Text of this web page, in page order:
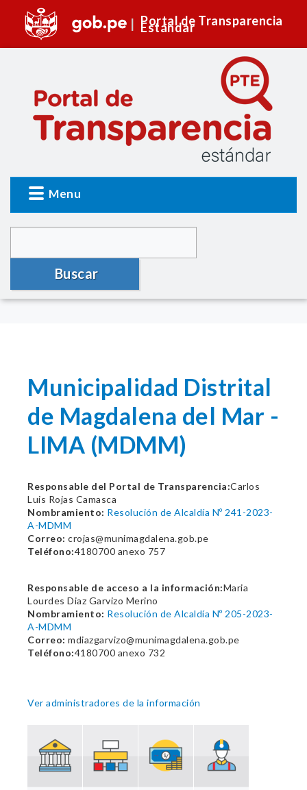
Portal de Transparencia
Estándar
Menu
Buscar
Municipalidad Distrital
de Magdalena del Mar -
LIMA (MDMM)
Responsable del Portal de Transparencia:Carlos
Luis Rojas Camasca
Nombramiento: Resolución de Alcaldía Nº 241-2023-
A-MDMM
Correo: crojas@munimagdalena.gob.pe
Teléfono:4180700 anexo 757
Responsable de acceso a la información:Maria
Lourdes Diaz Garvizo Merino
Nombramiento: Resolución de Alcaldía Nº 205-2023-
A-MDMM
Correo: mdiazgarvizo@munimagdalena.gob.pe
Teléfono:4180700 anexo 732
Ver administradores de la información